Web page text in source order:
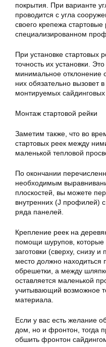
покрытия. При варианте
проводится с угла
своего крепежа стартовые
специализированном
При установке стартовых
точность их установки.
минимальное отклонение
них обязательно вызовет
монтируемых сайдинговых
Монтаж стартовой рейки
Заметим также, что во
стартовых реек между
маленькой тепловой
По окончании
необходимым
плоскостей, вы можете
внутренних (J профилей)
ряда панелей.
Крепление реек на
помощи шурупов, которые
заготовки (сверху, снизу
место должно находиться
обрешетки, а между
оставляется маленькой
учитывающий возможное
материала.
Если у вас есть желание
дом, но и фронтон, тогда
обшить фронтон